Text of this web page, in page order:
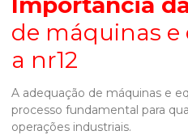
de máquinas
a nr12
A adequação de máquinas e
processo fundamental para
operações industriais.